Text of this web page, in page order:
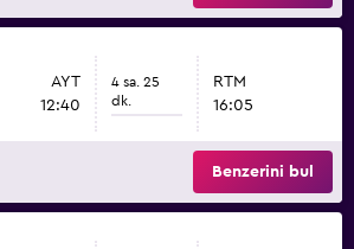
AYT
12:40
4 sa. 25
dk.
RTM
16:05
Benzerini bul